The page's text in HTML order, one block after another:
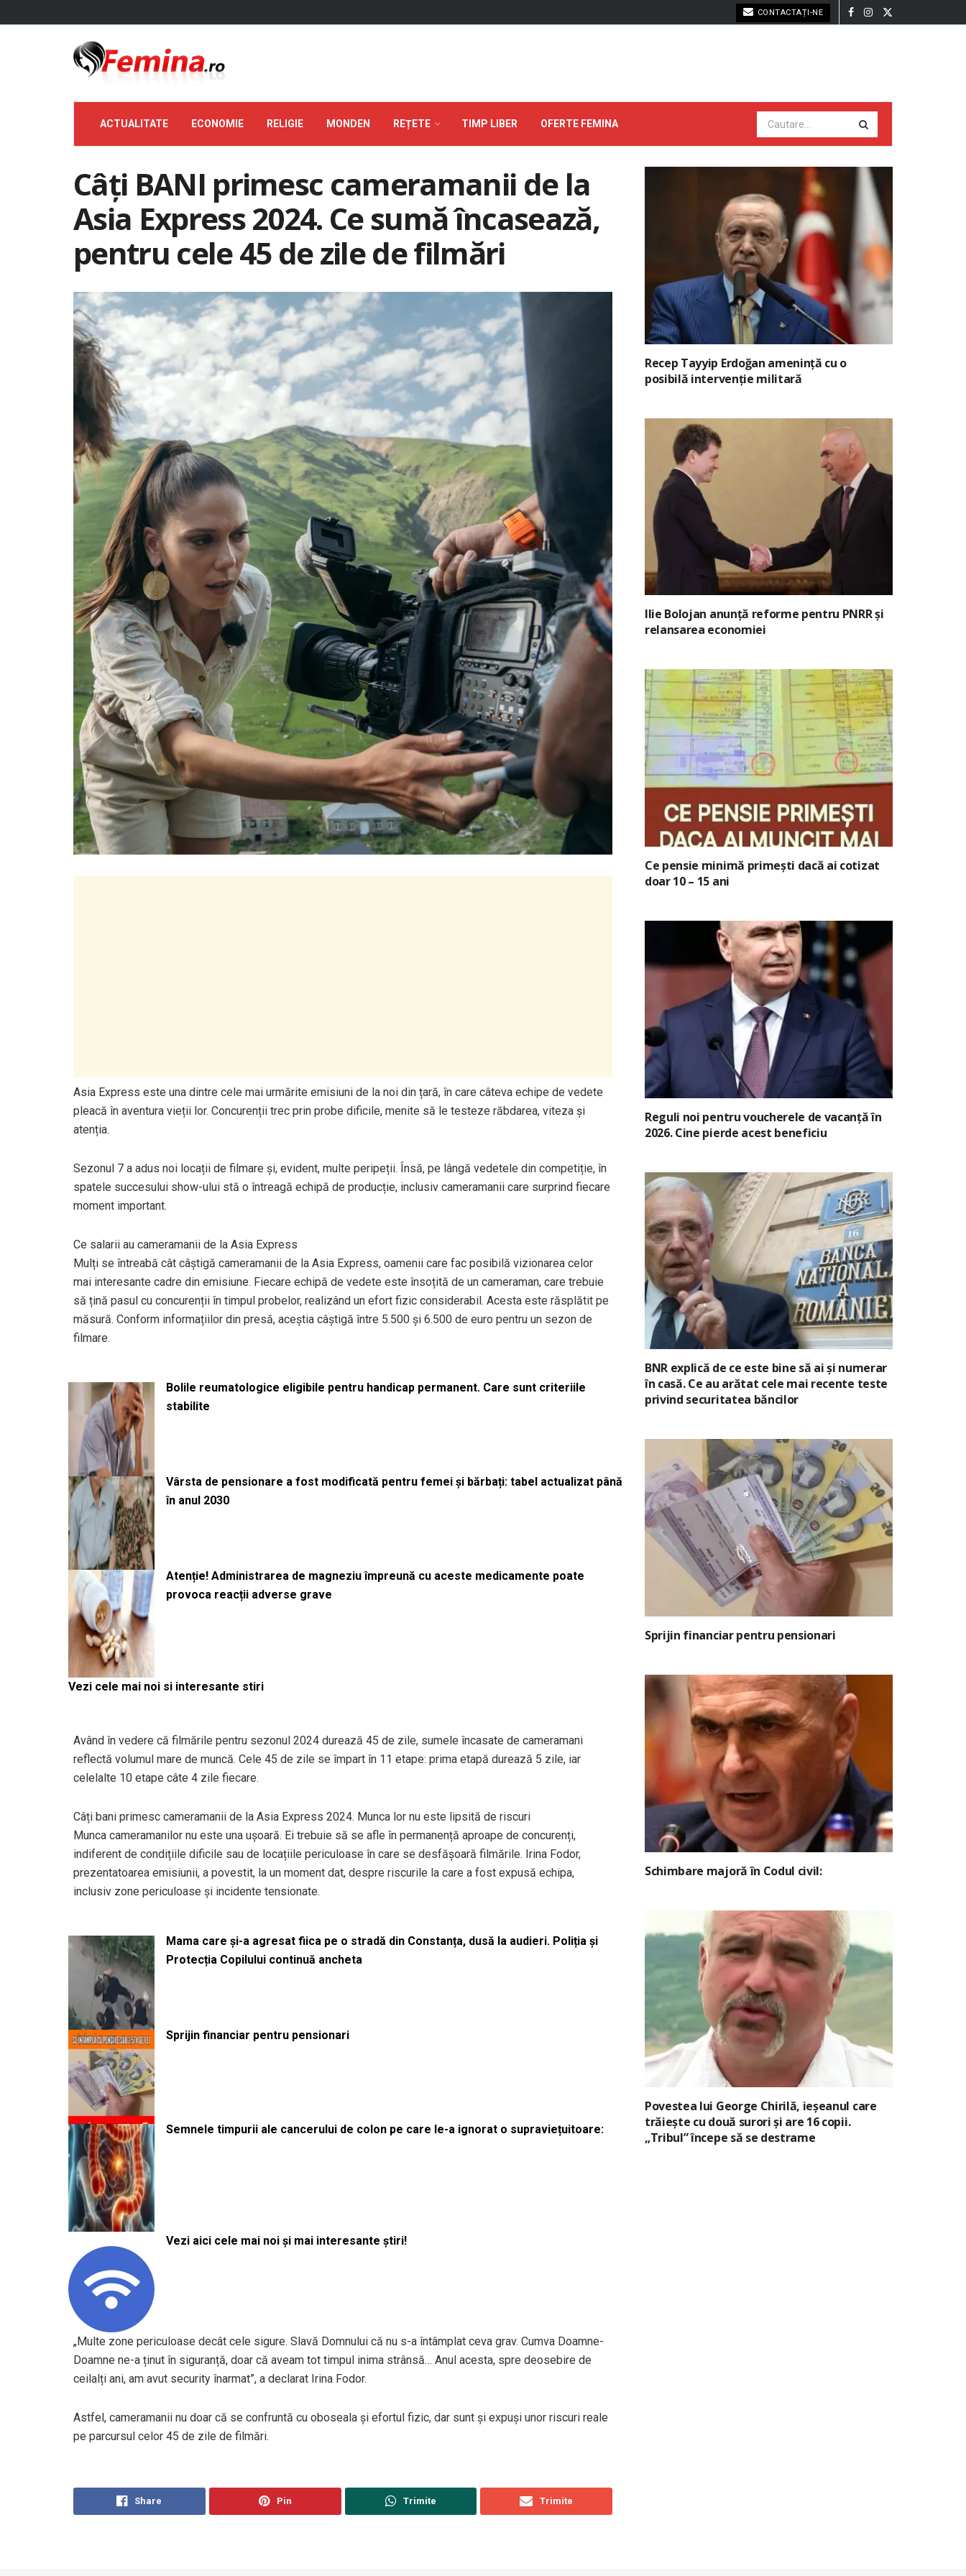
CONTACTAȚI-NE
ACTUALITATE ECONOMIE RELIGIE MONDEN REȚETE TIMP LIBER OFERTE FEMINA
Câți BANI primesc cameramanii de la
Asia Express 2024. Ce sumă încasează,
pentru cele 45 de zile de filmări
Asia Express este una dintre cele mai urmărite emisiuni de la noi din țară, în care câteva echipe de vedete
pleacă în aventura vieții lor. Concurenții trec prin probe dificile, menite să le testeze răbdarea, viteza și
atenția.
Sezonul 7 a adus noi locații de filmare și, evident, multe peripeții. Însă, pe lângă vedetele din competiție, în
spatele succesului show-ului stă o întreagă echipă de producție, inclusiv cameramanii care surprind fiecare
moment important.
Ce salarii au cameramanii de la Asia Express
Mulți se întreabă cât câștigă cameramanii de la Asia Express, oamenii care fac posibilă vizionarea celor
mai interesante cadre din emisiune. Fiecare echipă de vedete este însoțită de un cameraman, care trebuie
să țină pasul cu concurenții în timpul probelor, realizând un efort fizic considerabil. Acesta este răsplătit pe
măsură. Conform informațiilor din presă, aceștia câștigă între 5.500 și 6.500 de euro pentru un sezon de
filmare.
Bolile reumatologice eligibile pentru handicap permanent. Care sunt criteriile
stabilite
Vârsta de pensionare a fost modificată pentru femei și bărbați: tabel actualizat până
în anul 2030
Atenție! Administrarea de magneziu împreună cu aceste medicamente poate
provoca reacții adverse grave
Vezi cele mai noi si interesante stiri
Având în vedere că filmările pentru sezonul 2024 durează 45 de zile, sumele încasate de cameramani
reflectă volumul mare de muncă. Cele 45 de zile se împart în 11 etape: prima etapă durează 5 zile, iar
celelalte 10 etape câte 4 zile fiecare.
Câți bani primesc cameramanii de la Asia Express 2024. Munca lor nu este lipsită de riscuri
Munca cameramanilor nu este una ușoară. Ei trebuie să se afle în permanență aproape de concurenți,
indiferent de condițiile dificile sau de locațiile periculoase în care se desfășoară filmările. Irina Fodor,
prezentatoarea emisiunii, a povestit, la un moment dat, despre riscurile la care a fost expusă echipa,
inclusiv zone periculoase și incidente tensionate.
Mama care și-a agresat fiica pe o stradă din Constanța, dusă la audieri. Poliția și
Protecția Copilului continuă ancheta
Sprijin financiar pentru pensionari
Semnele timpurii ale cancerului de colon pe care le-a ignorat o supraviețuitoare:
Vezi aici cele mai noi și mai interesante știri!
„Multe zone periculoase decât cele sigure. Slavă Domnului că nu s-a întâmplat ceva grav. Cumva Doamne-
Doamne ne-a ținut în siguranță, doar că aveam tot timpul inima strânsă… Anul acesta, spre deosebire de
ceilalți ani, am avut security înarmat”, a declarat Irina Fodor.
Astfel, cameramanii nu doar că se confruntă cu oboseala și efortul fizic, dar sunt și expuși unor riscuri reale
pe parcursul celor 45 de zile de filmări.
Share Pin Trimite Trimite
Recep Tayyip Erdoğan amenință cu o
posibilă intervenție militară
Ilie Bolojan anunță reforme pentru PNRR și
relansarea economiei
Ce pensie minimă primești dacă ai cotizat
doar 10 – 15 ani
Reguli noi pentru voucherele de vacanță în
2026. Cine pierde acest beneficiu
BNR explică de ce este bine să ai și numerar
în casă. Ce au arătat cele mai recente teste
privind securitatea băncilor
Sprijin financiar pentru pensionari
Schimbare majoră în Codul civil:
Povestea lui George Chirilă, ieșeanul care
trăiește cu două surori și are 16 copii.
„Tribul” începe să se destrame